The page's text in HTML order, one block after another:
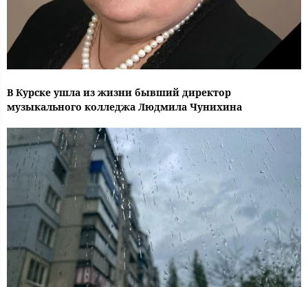
В Курске ушла из жизни бывший директор
музыкального колледжа Людмила Чунихина